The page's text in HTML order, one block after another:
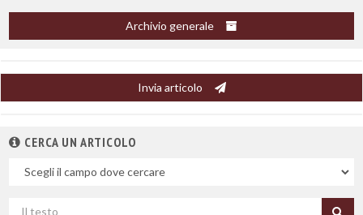
Archivio generale
Invia articolo
CERCA UN ARTICOLO
Nel
Cerca